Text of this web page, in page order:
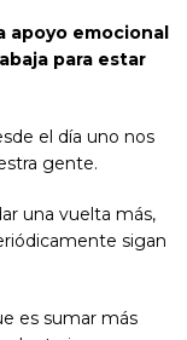
apoyo emocional
para estar
el día uno nos
gente.
una vuelta más,
sigan
es sumar más